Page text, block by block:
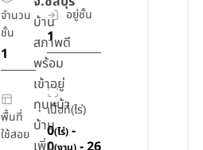
จำนวน
ชั้น
1
อยู่ชั้น
1
พื้นที่
ใช้สอย
เนื้อที่(ไร่)
0(ไร่) -
บ้าน
สภาพดี
พร้อม
เข้าอยู่
ทุบหน้า
บ้าน
เพิ่ม